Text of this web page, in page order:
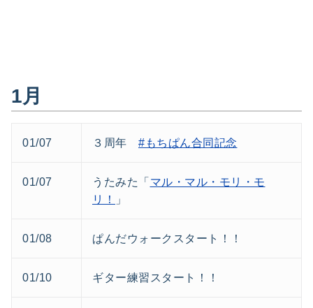
1月
01/07 ３周年 #もちぱん合同記念
01/07 うたみた「 マル・マル・モリ・モ
リ！
」
01/08 ぱんだウォークスタート！！
01/10 ギター練習スタート！！